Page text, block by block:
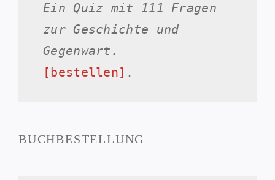
Ein Quiz mit 111 Fragen
zur Geschichte und
Gegenwart.
[bestellen] .
BUCHBESTELLUNG